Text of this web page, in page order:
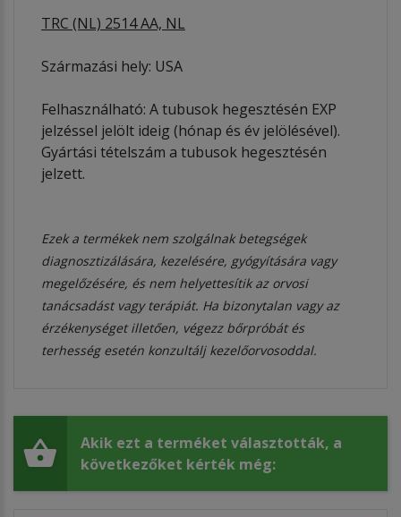
TRC (NL) 2514 AA, NL
Származási hely: USA
Felhasználható: A tubusok hegesztésén EXP
jelzéssel jelölt ideig (hónap és év jelölésével).
Gyártási tételszám a tubusok hegesztésén
jelzett.
Ezek a termékek nem szolgálnak betegségek
diagnosztizálására, kezelésére, gyógyítására vagy
megelőzésére, és nem helyettesítik az orvosi
tanácsadást vagy terápiát. Ha bizonytalan vagy az
érzékenységet illetően, végezz bőrpróbát és
terhesség esetén konzultálj kezelőorvosoddal.
Akik ezt a terméket választották, a
következőket kérték még: